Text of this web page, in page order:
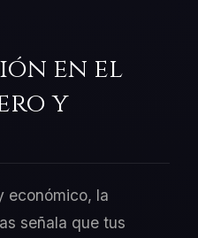
en el
y
económico, la
señala que tus